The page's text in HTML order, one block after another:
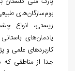
بوم‌سازگان‌های
زیستی، انواع
یادمان‌های
کاربردهای علمی
جدا از مناطقی